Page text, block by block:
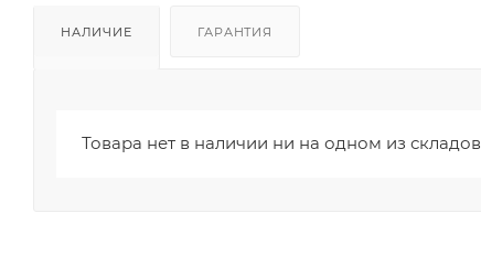
НАЛИЧИЕ ГАРАНТИЯ
Товара нет в наличии ни на одном из складов